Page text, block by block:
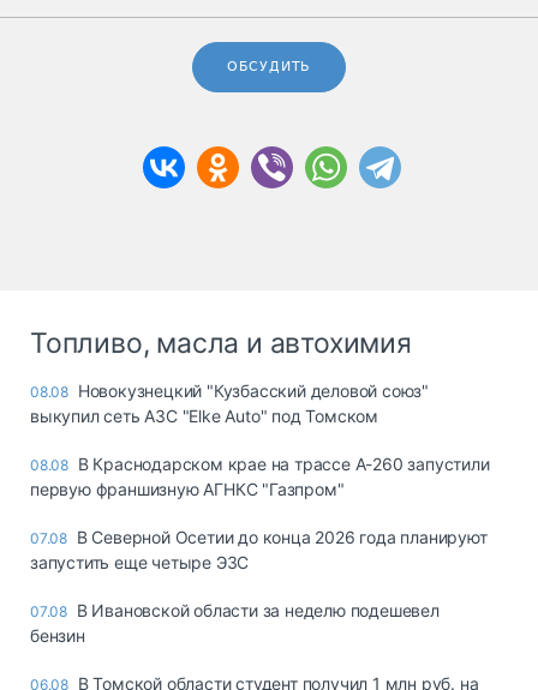
ОБСУДИТЬ
Топливо, масла и автохимия
08.08 Новокузнецкий "Кузбасский деловой союз"
выкупил сеть АЗС "Elke Auto" под Томском
08.08 В Краснодарском крае на трассе А-260 запустили
первую франшизную АГНКС "Газпром"
07.08 В Северной Осетии до конца 2026 года планируют
запустить еще четыре ЭЗС
07.08 В Ивановской области за неделю подешевел
бензин
06.08 В Томской области студент получил 1 млн руб. на